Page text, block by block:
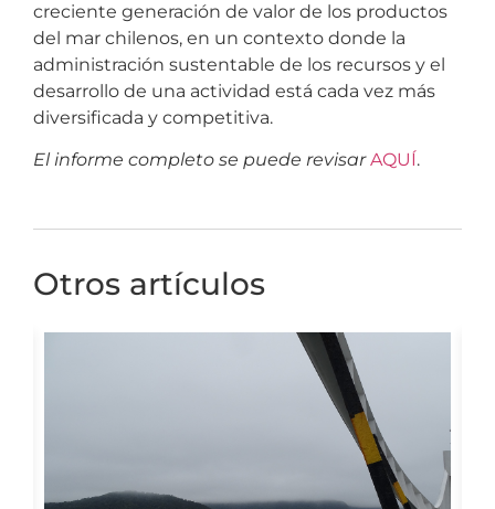
creciente generación de valor de los productos
del mar chilenos, en un contexto donde la
administración sustentable de los recursos y el
desarrollo de una actividad está cada vez más
diversificada y competitiva.
El informe completo se puede revisar AQUÍ.
Otros artículos